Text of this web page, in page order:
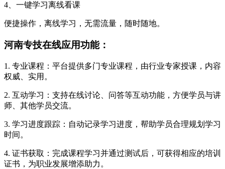
4、一键学习离线看课
便捷操作，离线学习，无需流量，随时随地。
河南专技在线应用功能：
1. 专业课程：平台提供多门专业课程，由行业专家授课，内容
权威、实用。
2. 互动学习：支持在线讨论、问答等互动功能，方便学员与讲
师、其他学员交流。
3. 学习进度跟踪：自动记录学习进度，帮助学员合理规划学习
时间。
4. 证书获取：完成课程学习并通过测试后，可获得相应的培训
证书，为职业发展增添助力。